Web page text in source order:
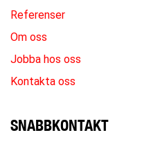
Referenser
Om oss
Jobba hos oss
Kontakta oss
SNABBKONTAKT